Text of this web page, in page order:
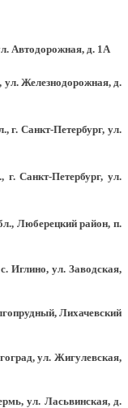
Автодорожная, д. 1А
Железнодорожная, д.
Санкт-Петербург, ул.
Санкт-Петербург, ул.
Люберецкий район, п.
ул. Заводская,
Лихачевский
ул. Жигулевская,
ул. Ласьвинская, д.